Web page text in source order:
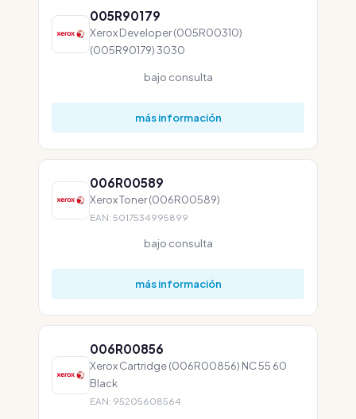
005R90179
Xerox Developer (005R00310)
(005R90179) 3030
bajo consulta
más información
006R00589
Xerox Toner (006R00589)
EAN: 5017534995899
bajo consulta
más información
006R00856
Xerox Cartridge (006R00856) NC 55 60
Black
EAN: 95205608564